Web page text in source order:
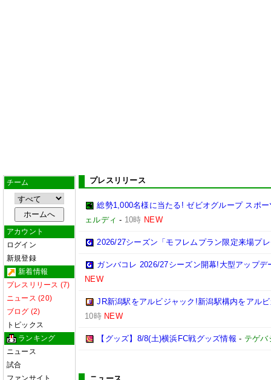
チーム
アカウント
ログイン
新規登録
新着情報
プレスリリース (7)
ニュース (20)
ブログ (2)
トピックス
ランキング
ニュース
試合
ファンサイト
プレスリリース
総勢1,000名様に当たる! ゼビオグループ スポ
ェルディ - 10時 NEW
2026/27シーズン「モフレムプラン限定来場プ
ガンバコレ 2026/27シーズン開幕!大型アップデ
NEW
JR新潟駅をアルビジャック!新潟駅構内をアル
10時 NEW
【グッズ】8/8(土)横浜FC戦グッズ情報 - テゲバ